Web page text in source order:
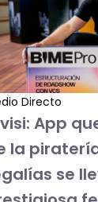
Directo
App
la
se